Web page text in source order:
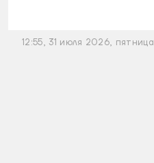
12:55, 31 июля 2026, пятница